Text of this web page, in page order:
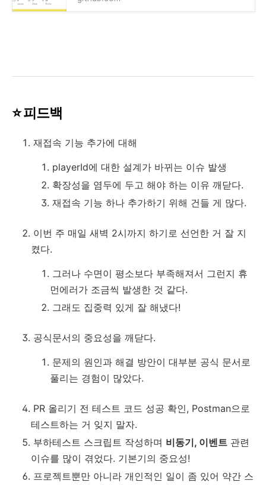
⭐️피드백
재접속 기능 추가에 대해
playerId에 대한 설계가 바뀌는 이슈 발생
확장성을 염두에 두고 해야 하는 이유 깨닫다.
재접속 기능 하나 추가하기 위해 건들 게 많다.
이번 주 매일 새벽 2시까지 하기로 선언한 거 잘 지
켰다.
그러나 수면이 평소보다 부족해져서 그런지 휴
먼에러가 조금씩 발생한 것 같다.
그래도 집중력 있게 잘 해냈다!
공식문서의 중요성을 깨닫다.
문제의 원인과 해결 방안이 대부분 공식 문서로
풀리는 경험이 많았다.
PR 올리기 전 테스트 코드 성공 확인, Postman으로
테스트하는 거 잊지 말자.
부하테스트 스크립트 작성하며 비동기, 이벤트 관련
이슈를 많이 겪었다. 기본기의 중요성!
프로젝트뿐만 아니라 개인적인 일이 좀 있어 약간 스